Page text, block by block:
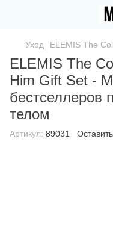
Уход ELEMIS The
ELEMIS The
Him Gift Set -
бестселлеров
телом
Артикул: 89031